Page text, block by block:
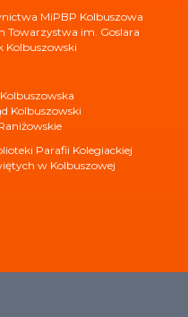
MiPBP Kolbuszowa
Towarzystwa im. Goslara
Kolbuszowski
Kolbuszowski
Parafii Kolegiackiej
w Kolbuszowej